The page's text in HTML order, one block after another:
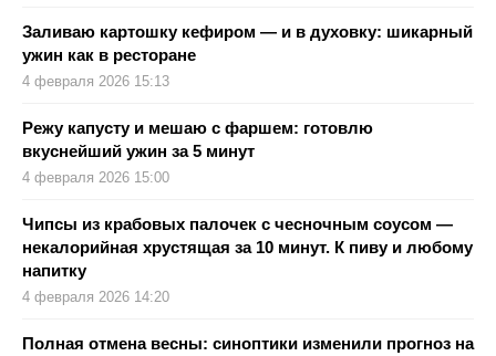
Заливаю картошку кефиром — и в духовку: шикарный
ужин как в ресторане
4 февраля 2026 15:13
Режу капусту и мешаю с фаршем: готовлю
вкуснейший ужин за 5 минут
4 февраля 2026 15:00
Чипсы из крабовых палочек с чесночным соусом —
некалорийная хрустящая за 10 минут. К пиву и любому
напитку
4 февраля 2026 14:20
Полная отмена весны: синоптики изменили прогноз на